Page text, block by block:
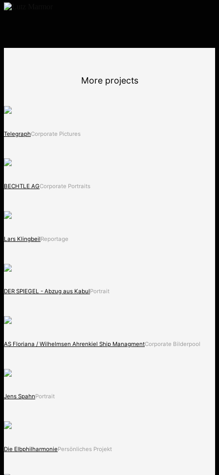
More projects
TelegraphCorporate Pictures
BECHTLE AGCorporate Portraits
Lars KlingbeilReportage
DER SPIEGEL - Abzug aus KabulPortrait
AS Floriana / Wilhelmsen Ahrenkiel Ship ManagmentCorporate Bilderpool
Jens SpahnPortrait
Die ElbphilharmoniePersönliches Projekt